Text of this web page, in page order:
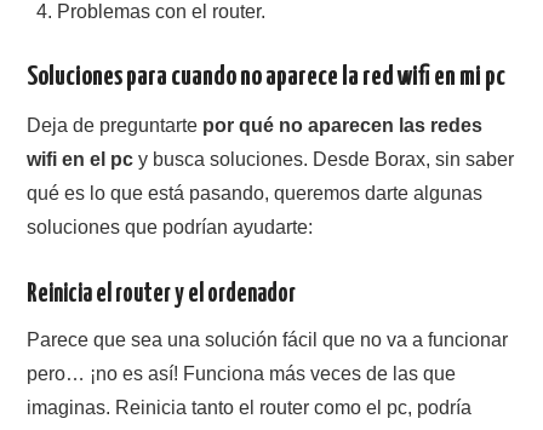
Problemas con el router.
Soluciones para cuando no aparece la red wifi en mi pc
Deja de preguntarte por qué no aparecen las redes
wifi en el pc y busca soluciones. Desde Borax, sin saber
qué es lo que está pasando, queremos darte algunas
soluciones que podrían ayudarte:
Reinicia el router y el ordenador
Parece que sea una solución fácil que no va a funcionar
pero… ¡no es así! Funciona más veces de las que
imaginas. Reinicia tanto el router como el pc, podría